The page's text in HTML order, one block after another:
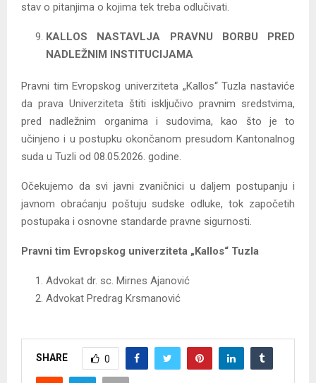
stav o pitanjima o kojima tek treba odlučivati.
KALLOS NASTAVLJA PRAVNU BORBU PRED
NADLEŽNIM INSTITUCIJAMA
Pravni tim Evropskog univerziteta „Kallos“ Tuzla nastaviće
da prava Univerziteta štiti isključivo pravnim sredstvima,
pred nadležnim organima i sudovima, kao što je to
učinjeno i u postupku okončanom presudom Kantonalnog
suda u Tuzli od 08.05.2026. godine.
Očekujemo da svi javni zvaničnici u daljem postupanju i
javnom obraćanju poštuju sudske odluke, tok započetih
postupaka i osnovne standarde pravne sigurnosti.
Pravni tim Evropskog univerziteta „Kallos“ Tuzla
Advokat dr. sc. Mirnes Ajanović
Advokat Predrag Krsmanović
SHARE 0